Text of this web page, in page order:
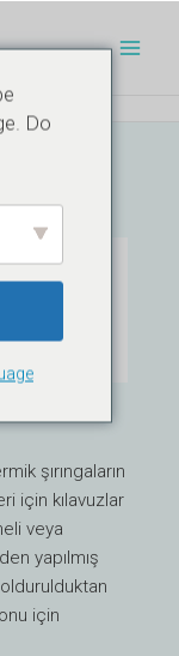
şırıngaların
için kılavuzlar
veya
yapılmış
için
Do